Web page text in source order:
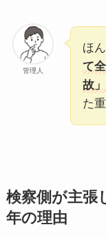
管理人
ほ
て
故
た
検察側が主張
年の理由